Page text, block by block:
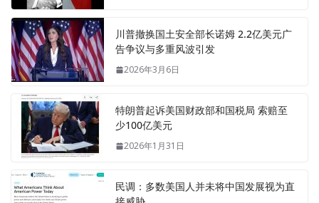
川普撤换国土安全部长诺姆 2.2亿美元广
告争议与多重风波引发
2026年3月6日
特朗普起诉美国财政部和国税局 索赔至
少100亿美元
2026年1月31日
民调：多数美国人并未将中国发展视为直